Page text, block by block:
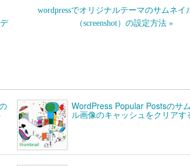
wordpressでオリジナルテーマのサムネイ
（screenshot）の設定方法 »
WordPress Popular Postsのサ
ル画像のキャッシュをクリアす